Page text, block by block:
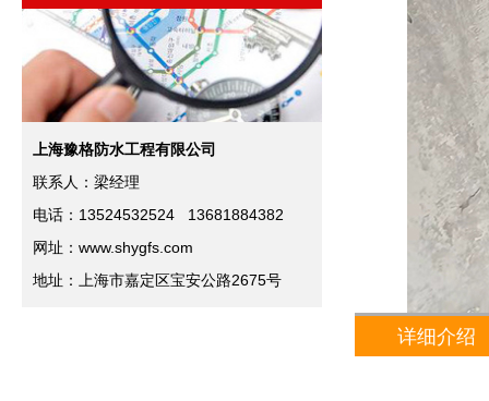
上海豫格防水工程有限公司
联系人：梁经理
电话：13524532524 13681884382
网址：www.shygfs.com
地址：上海市嘉定区宝安公路2675号
详细介绍